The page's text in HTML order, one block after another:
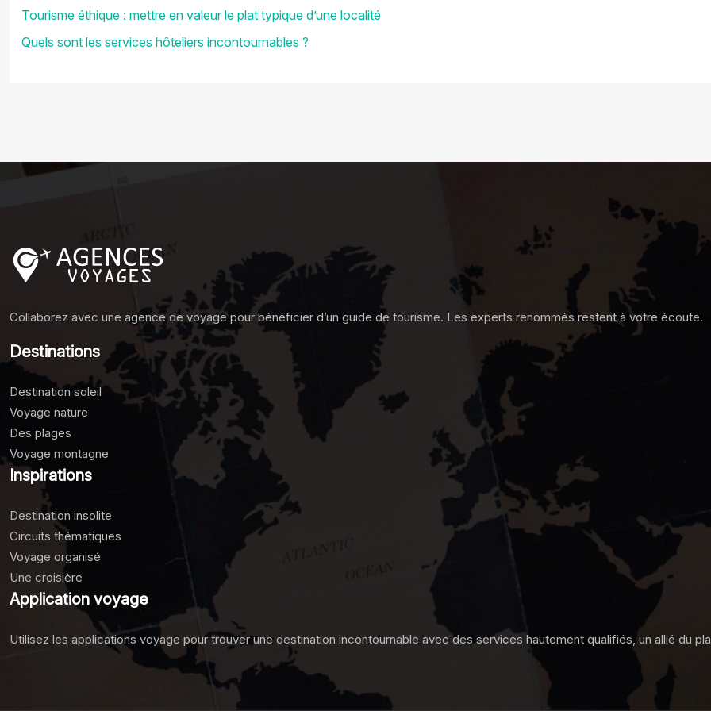
Tourisme éthique : mettre en valeur le plat typique d’une localité
Quels sont les services hôteliers incontournables ?
Collaborez avec une agence de voyage pour bénéficier d’un guide de tourisme. Les experts renommés restent à votre écoute.
Destinations
Destination soleil
Voyage nature
Des plages
Voyage montagne
Inspirations
Destination insolite
Circuits thématiques
Voyage organisé
Une croisière
Application voyage
Utilisez les applications voyage pour trouver une destination incontournable avec des services hautement qualifiés, un allié du